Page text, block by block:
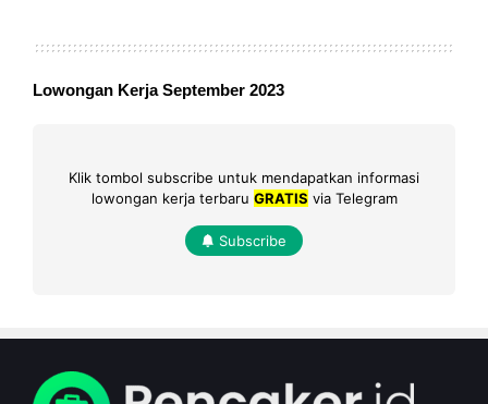
Lowongan Kerja September 2023
Klik tombol subscribe untuk mendapatkan informasi
lowongan kerja terbaru GRATIS via Telegram
Subscribe